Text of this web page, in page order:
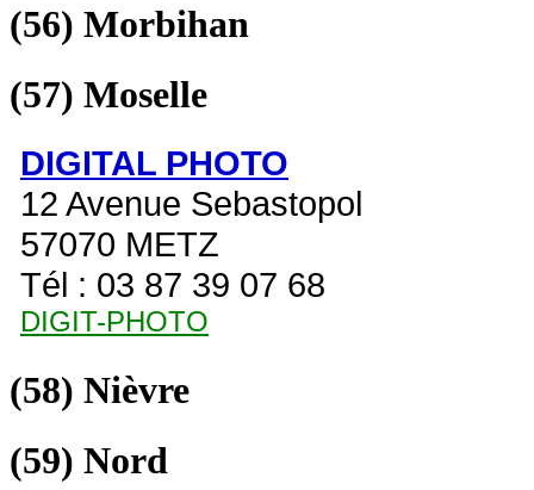
(56) Morbihan
(57) Moselle
DIGITAL PHOTO
12 Avenue Sebastopol
57070 METZ
Tél : 03 87 39 07 68
DIGIT-PHOTO
(58) Nièvre
(59) Nord